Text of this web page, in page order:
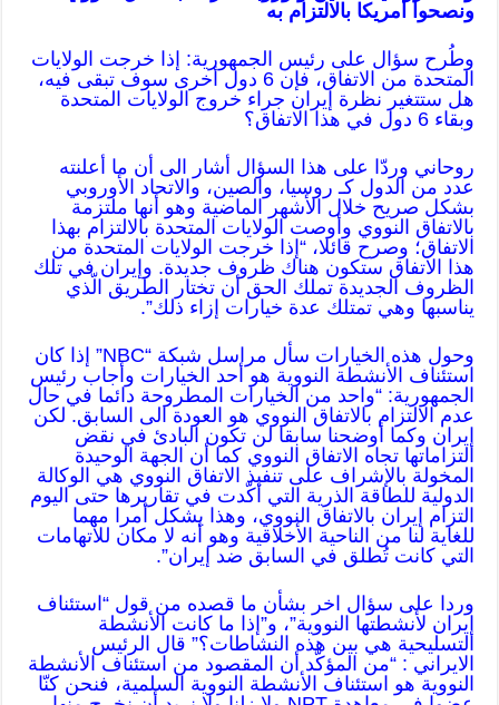
ونصحوا أمريكا بالالتزام به
وطُرح سؤال على رئيس الجمهورية: إذا خرجت الولايات
المتحدة من الاتفاق، فإن 6 دول أخرى سوف تبقى فيه،
هل ستتغير نظرة إيران جراء خروج الولايات المتحدة
وبقاء 6 دول في هذا الاتفاق؟
روحاني وردّا على هذا السؤال أشار الى أن ما أعلنته
عدد من الدول كـ روسيا، والصين، والاتحاد الأوروبي
بشكل صريح خلال الأشهر الماضية وهو أنها ملتزمة
بالاتفاق النووي وأوصت الولايات المتحدة بالالتزام بهذا
الاتفاق؛ وصرح قائلا، “إذا خرجت الولايات المتحدة من
هذا الاتفاق ستكون هناك ظروف جديدة. وإيران في تلك
الظروف الجديدة تملك الحق أن تختار الطريق الّذي
يناسبها وهي تمتلك عدة خيارات إزاء ذلك”.
وحول هذه الخيارات سأل مراسل شبكة “NBC” إذا كان
استئناف الأنشطة النووية هو أحد الخيارات وأجاب رئيس
الجمهورية: “واحد من الخيارات المطروحة دائما في حال
عدم الالتزام بالاتفاق النووي هو العودة الى السابق. لكن
إيران وكما أوضحنا سابقا لن تكون البادئ في نقض
التزاماتها تجاه الاتفاق النووي كما أن الجهة الوحيدة
المخولة بالإشراف على تنفيذ الاتفاق النووي هي الوكالة
الدولية للطاقة الذرية التي أكّدت في تقاريرها حتى اليوم
التزام إيران بالاتفاق النووي، وهذا يشكل أمرا مهما
للغاية لنا من الناحية الأخلاقية وهو أنه لا مكان للاتهامات
التي كانت تُطلق في السابق ضد إيران”.
وردا على سؤال اخر بشأن ما قصده من قول “استئناف
إيران لأنشطتها النووية”، و”إذا ما كانت الأنشطة
التسليحية هي بين هذه النشاطات؟” قال الرئيس
الايراني : “من المؤكّد أن المقصود من استئناف الأنشطة
النووية هو استئناف الأنشطة النووية السلمية، فنحن كنّا